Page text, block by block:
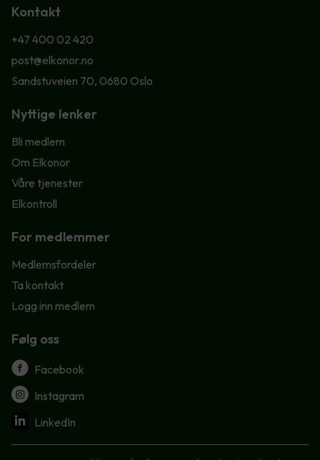
Kontakt
+47 400 02 420
post@elkonor.no
Sandstuveien 70, 0680 Oslo
Nyttige lenker
Bli medlem
Om Elkonor
Våre tjenester
Elkontroll
For medlemmer
Medlemsfordeler
Ta kontakt
Logg inn medlem
Følg oss
Facebook
Instagram
LinkedIn